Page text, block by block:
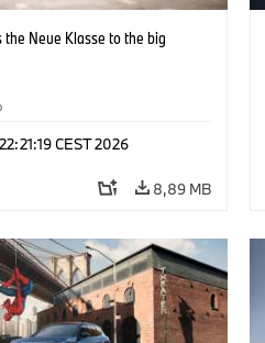
the Neue Klasse to the big
CEST 2026
8,89 MB